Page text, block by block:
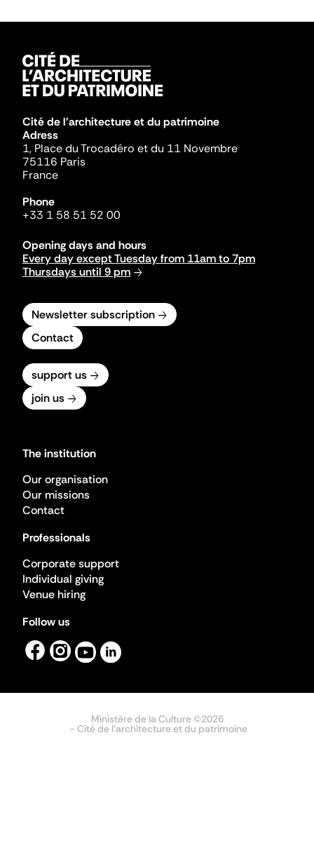
Cité de l'architecture et du patrimoine
Adress
1, Place du Trocadéro et du 11 Novembre
75116 Paris
France
Phone
+33 1 58 51 52 00
Opening days and hours
Every day except Tuesday from 11am to 7pm
Thursdays until 9 pm
Newsletter subscription
Contact
support us
join us
The institution
Our organisation
Our missions
Contact
Professionals
Corporate support
Individual giving
Venue hiring
Follow us
Ministère de la Culture ©2026
- Cité de l'architecture et du patrimoine